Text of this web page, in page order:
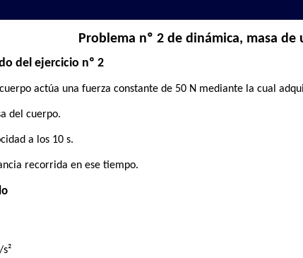
Problema nº 2 de dinámica, masa
del ejercicio nº 2
actúa una fuerza constante de 50 N mediante la cual
del cuerpo.
a los 10 s.
recorrida en ese tiempo.